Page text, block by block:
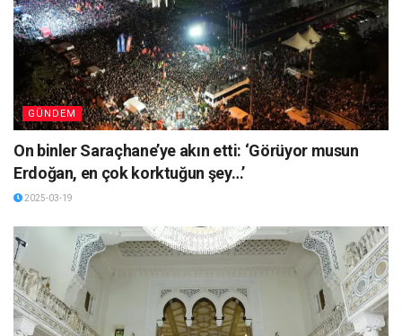
GÜNDEM
On binler Saraçhane’ye akın etti: ‘Görüyor musun
Erdoğan, en çok korktuğun şey…’
2025-03-19